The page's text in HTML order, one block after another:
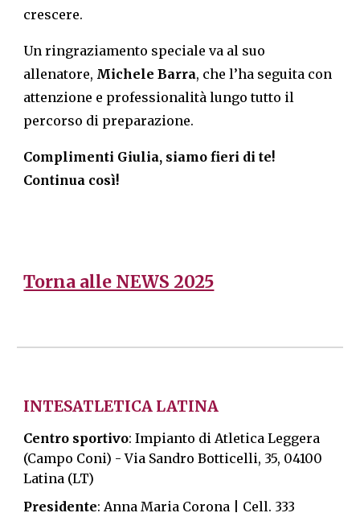
crescere.
Un ringraziamento speciale va al suo
allenatore, Michele Barra, che l’ha seguita con
attenzione e professionalità lungo tutto il
percorso di preparazione.
Complimenti Giulia, siamo fieri di te!
Continua così!
Torna alle NEWS 2025
INTESATLETICA LATINA
Centro sportivo: Impianto di Atletica Leggera
(Campo Coni) -Via Sandro Botticelli, 35, 04100
Latina (LT)
Presidente: Anna Maria Corona | Cell. 333